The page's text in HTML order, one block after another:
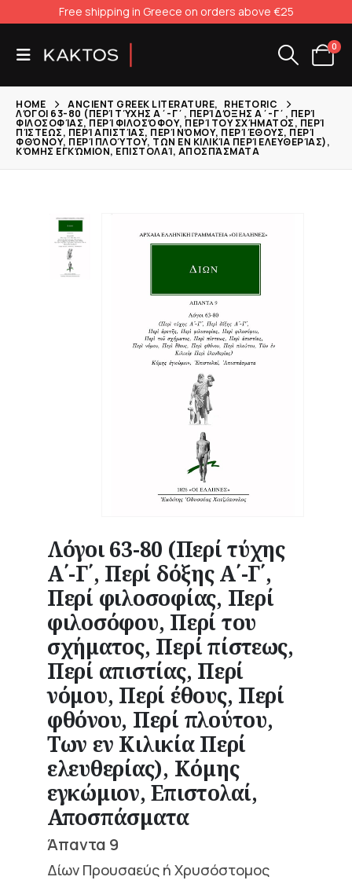
Free shipping in Greece on orders above €25
0
HOME ANCIENT GREEK LITERATURE, RHETORIC
ΛΌΓΟΙ 63-80 (ΠΕΡΊ ΤΎΧΗΣ Α΄-Γ΄, ΠΕΡΊ ΔΌΞΗΣ Α΄-Γ΄, ΠΕΡΊ
ΦΙΛΟΣΟΦΊΑΣ, ΠΕΡΊ ΦΙΛΟΣΌΦΟΥ, ΠΕΡΊ ΤΟΥ ΣΧΉΜΑΤΟΣ, ΠΕΡΊ
ΠΊΣΤΕΩΣ, ΠΕΡΊ ΑΠΙΣΤΊΑΣ, ΠΕΡΊ ΝΌΜΟΥ, ΠΕΡΊ ΈΘΟΥΣ, ΠΕΡΊ
ΦΘΌΝΟΥ, ΠΕΡΊ ΠΛΟΎΤΟΥ, ΤΩΝ ΕΝ ΚΙΛΙΚΊΑ ΠΕΡΊ ΕΛΕΥΘΕΡΊΑΣ),
ΚΌΜΗΣ ΕΓΚΏΜΙΟΝ, ΕΠΙΣΤΟΛΑΊ, ΑΠΟΣΠΆΣΜΑΤΑ
Λόγοι 63-80 (Περί τύχης
Α΄-Γ΄, Περί δόξης Α΄-Γ΄,
Περί φιλοσοφίας, Περί
φιλοσόφου, Περί του
σχήματος, Περί πίστεως,
Περί απιστίας, Περί
νόμου, Περί έθους, Περί
φθόνου, Περί πλούτου,
Των εν Κιλικία Περί
ελευθερίας), Κόμης
εγκώμιον, Επιστολαί,
Αποσπάσματα
Άπαντα 9
Δίων Προυσαεύς ή Χρυσόστομος